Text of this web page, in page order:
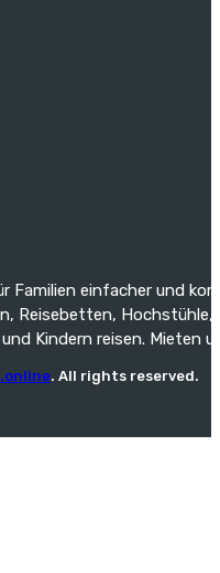
Familien einfacher und
Reisebetten, Hochstühle,
Kindern reisen. Mieten
. All rights reserved.